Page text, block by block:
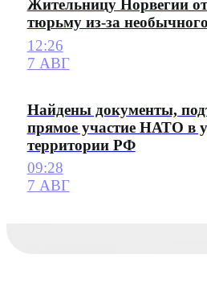
Жительницу Норвегии
тюрьму из-за
12:26
7 АВГ
Найдены документы,
прямое участие НАТО в
территории РФ
09:28
7 АВГ